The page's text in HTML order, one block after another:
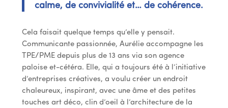
calme, de convivialité et… de cohérence.
Cela faisait quelque temps qu’elle y pensait.
Communicante passionnée, Aurélie accompagne les
TPE/PME depuis plus de 13 ans via son agence
paloise et-cétéra. Elle, qui a toujours été à l’initiative
d’entreprises créatives, a voulu créer un endroit
chaleureux, inspirant, avec une âme et des petites
touches art déco, clin d’oeil à l’architecture de la